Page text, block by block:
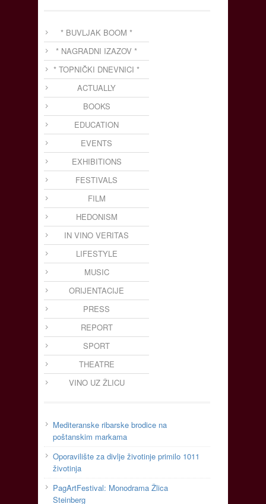
* BUVLJAK BOOM *
* NAGRADNI IZAZOV *
* TOPNIČKI DNEVNICI *
ACTUALLY
BOOKS
EDUCATION
EVENTS
EXHIBITIONS
FESTIVALS
FILM
HEDONISM
IN VINO VERITAS
LIFESTYLE
MUSIC
ORIJENTACIJE
PRESS
REPORT
SPORT
THEATRE
VINO UZ ŽLICU
Mediteranske ribarske brodice na
poštanskim markama
Oporavilište za divlje životinje primilo 1011
životinja
PagArtFestival: Monodrama Žlica
Steinberg